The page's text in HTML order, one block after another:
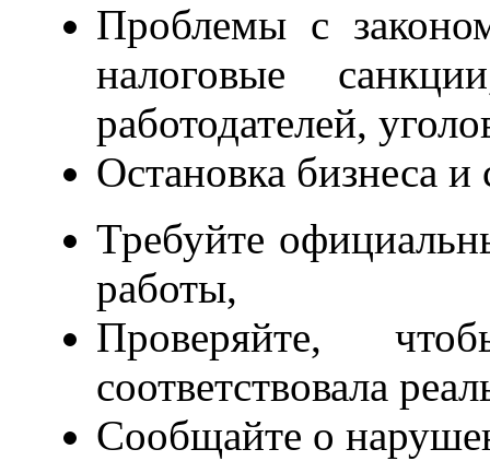
Проблемы с
налоговые
работодателей,
Остановка бизнеса и
Требуйте
работы,
Проверяйте,
соответствовала
Сообщайте о